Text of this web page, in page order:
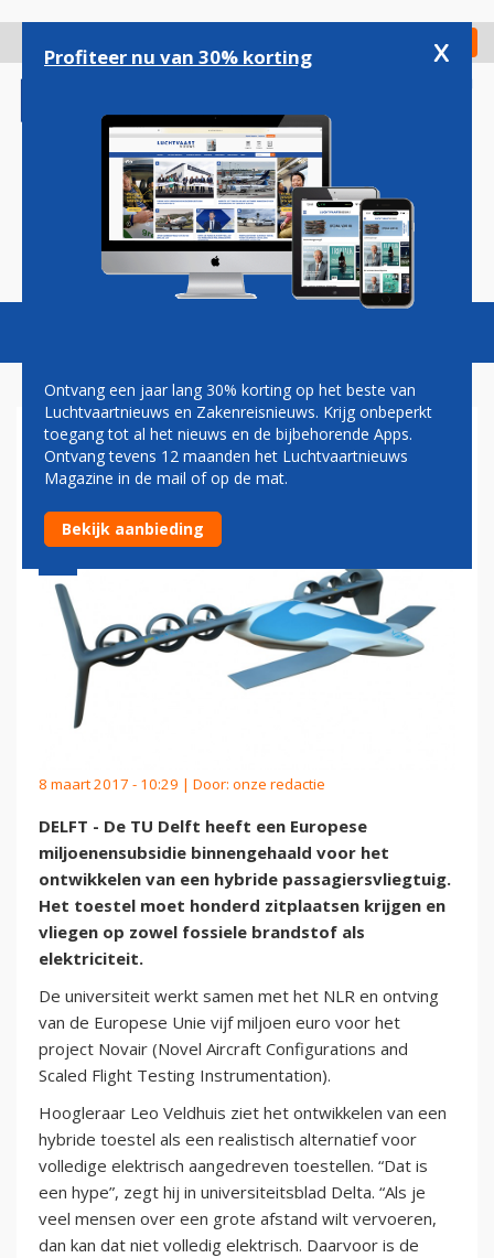
gaan
Check in
Magazine Podcasts Vacatures
TU DELFT KRIJGT SUBSIDIE
VOOR HYBRIDE VLIEGTUIG
8 maart 2017 - 10:29 | Door: onze redactie
DELFT - De TU Delft heeft een Europese
miljoenensubsidie binnengehaald voor het
ontwikkelen van een hybride passagiersvliegtuig.
Het toestel moet honderd zitplaatsen krijgen en
vliegen op zowel fossiele brandstof als
elektriciteit.
De universiteit werkt samen met het NLR en ontving
van de Europese Unie vijf miljoen euro voor het
project Novair (Novel Aircraft Configurations and
Scaled Flight Testing Instrumentation).
Hoogleraar Leo Veldhuis ziet het ontwikkelen van een
hybride toestel als een realistisch alternatief voor
volledige elektrisch aangedreven toestellen. “Dat is
een hype”, zegt hij in universiteitsblad Delta. “Als je
veel mensen over een grote afstand wilt vervoeren,
dan kan dat niet volledig elektrisch. Daarvoor is de
Profiteer nu van 30% korting x
Ontvang een jaar lang 30% korting op het beste van
Luchtvaartnieuws en Zakenreisnieuws. Krijg onbeperkt
toegang tot al het nieuws en de bijbehorende Apps.
Ontvang tevens 12 maanden het Luchtvaartnieuws
Magazine in de mail of op de mat.
Bekijk aanbieding